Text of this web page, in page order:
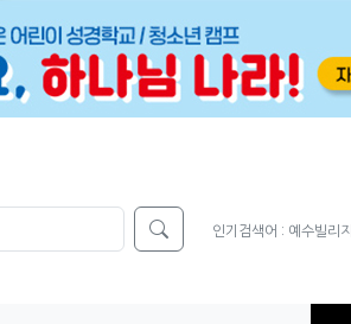
인기검색어 : 예수빌리지